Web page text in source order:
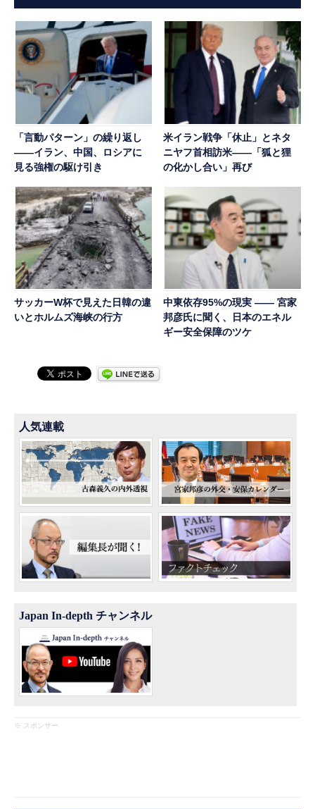
「言動パターン」の繰り返し
――イラン、中国、ロシアに
見る強権の駆け引き
米イラン戦争「休止」とネタ
ニヤフ首相訪米――「狐と狸
の化かし合い」再び
サッカーW杯で見えた日韓の違
いとホルムズ海峡の行方
中東依存95%の現実 ―― 宮家
邦彦氏に聞く、日本のエネル
ギー安全保障のツケ
人気連載
Japan In-depth チャンネル
※ スポンサー